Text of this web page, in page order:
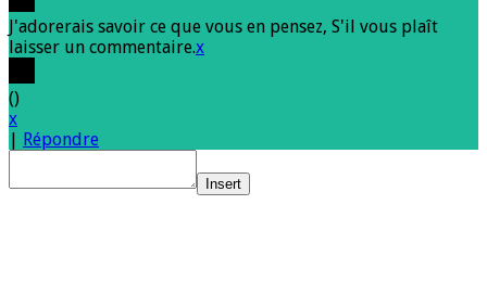
J'adorerais savoir ce que vous en pensez, S'il vous plaît
laisser un commentaire.x
()
x
| Répondre
Insert